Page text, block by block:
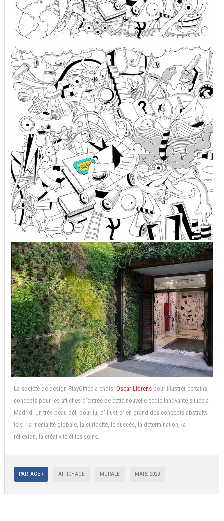
La société de design PlayOffice a choisi Oscar Llorens pour illustrer certains
concepts pour les affiches d'entrée de cette nouvelle école innovante située à
Madrid. Un très beau défi pour lui d'illustrer en grand des concepts abstraits
tels : la mentalité globale, la curiosité, le succès, la détermination, la
réflexion, la créativité et les soins.
PARTAGER AFFICHAGE MURALE MARS 2020